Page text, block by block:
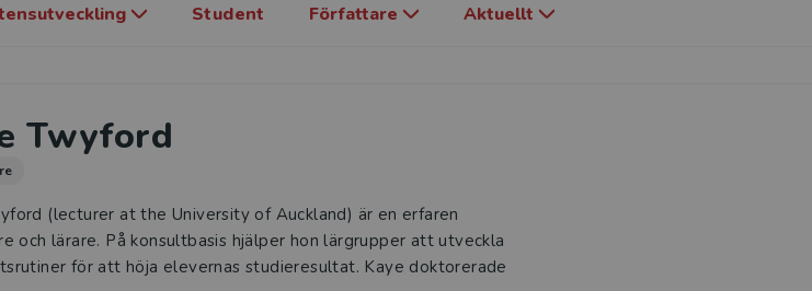
Student Författare Aktuellt
Twyford
(lecturer at the University of Auckland) är en erfaren
och lärare. På konsultbasis hjälper hon lärgrupper att utveckla
för att höja elevernas studieresultat. Kaye doktorerade